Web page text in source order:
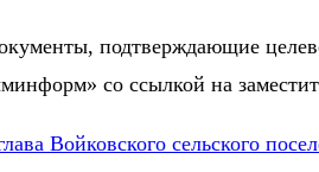
подтверждающие
со ссылкой на